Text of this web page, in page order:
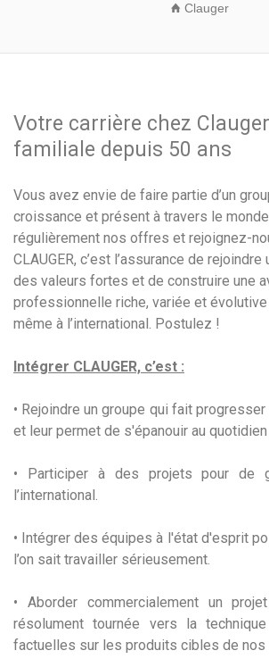
Clauger
Votre carrière chez
familiale depuis 50 ans
Vous avez envie de faire partie d’un
croissance et présent à travers le
régulièrement nos offres et rejoignez-
CLAUGER, c’est l’assurance de
des valeurs fortes et de construire une
professionnelle riche, variée et évolutive
même à l’international. Postulez !
Intégrer CLAUGER, c’est :
• Rejoindre un groupe qui fait
et leur permet de s'épanouir au
• Participer à des projets pour de
l’international.
• Intégrer des équipes à l'état d'esprit
l’on sait travailler sérieusement.
• Aborder commercialement un
résolument tournée vers la
factuelles sur les produits cibles de nos